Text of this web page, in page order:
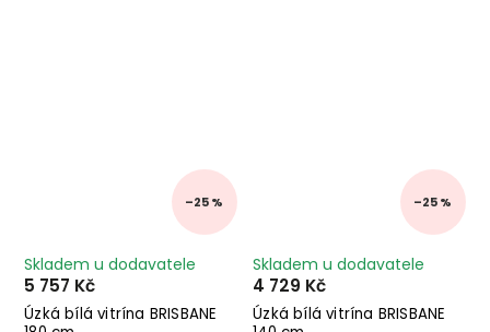
–25 %
Úzká bílá vitrína BRISBANE
Skladem u dodavatele
5 757 Kč
–25 %
Úzká bílá vitrína BRISBANE
Skladem u dodavatele
4 729 Kč